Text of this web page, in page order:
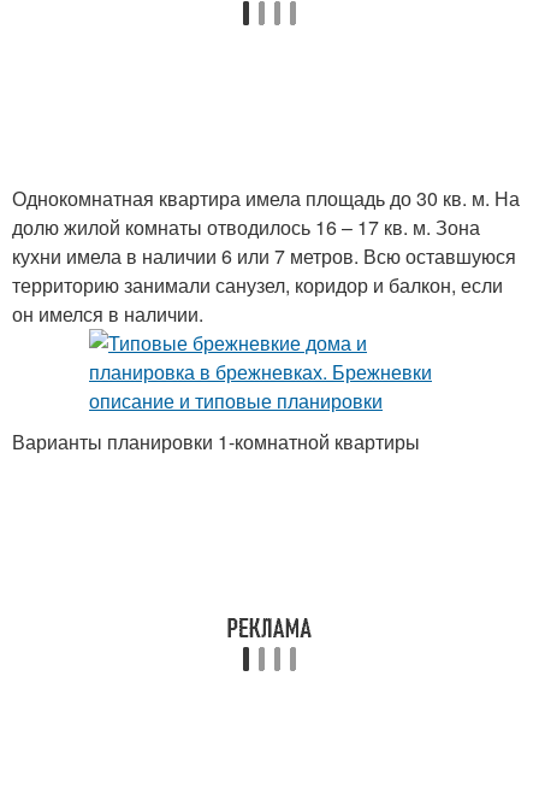
Однокомнатная квартира имела площадь до 30 кв. м. На
долю жилой комнаты отводилось 16 – 17 кв. м. Зона
кухни имела в наличии 6 или 7 метров. Всю оставшуюся
территорию занимали санузел, коридор и балкон, если
он имелся в наличии.
Варианты планировки 1-комнатной квартиры